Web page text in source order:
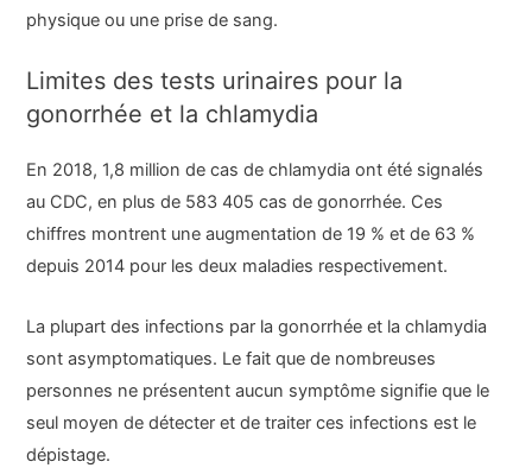
physique ou une prise de sang.
Limites des tests urinaires pour la
gonorrhée et la chlamydia
En 2018, 1,8 million de cas de chlamydia ont été signalés
au CDC, en plus de 583 405 cas de gonorrhée. Ces
chiffres montrent une augmentation de 19 % et de 63 %
depuis 2014 pour les deux maladies respectivement.
La plupart des infections par la gonorrhée et la chlamydia
sont asymptomatiques. Le fait que de nombreuses
personnes ne présentent aucun symptôme signifie que le
seul moyen de détecter et de traiter ces infections est le
dépistage.